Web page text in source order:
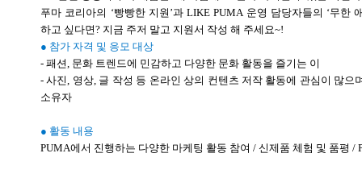
푸마 코리아의 ‘빵빵한 지원’과 LIKE PUMA 운영 담당자들의 ‘무한
하고 싶다면? 지금 주저 말고 지원서 작성 해 주세요~!
● 참가 자격 및 응모 대상
- 패션, 문화 트렌드에 민감하고 다양한 문화 활동을 즐기는 이
- 사진, 영상, 글 작성 등 온라인 상의 컨텐츠 저작 활동에 관심이 많으
소유자
● 활동 내용
PUMA에서 진행하는 다양한 마케팅 활동 참여 / 신제품 체험 및 품평 /